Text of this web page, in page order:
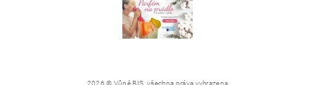
2026 © Vůně BIS, všechna práva vyhrazena